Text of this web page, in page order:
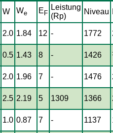
W We E F
Leistung
(Rp)
Niveau
2.0 1.84 12 - 1772
0.5 1.43 8 - 1426
2.0 1.96 7 - 1476
2.5 2.19 5 1309 1366
1.0 0.87 7 - 1137